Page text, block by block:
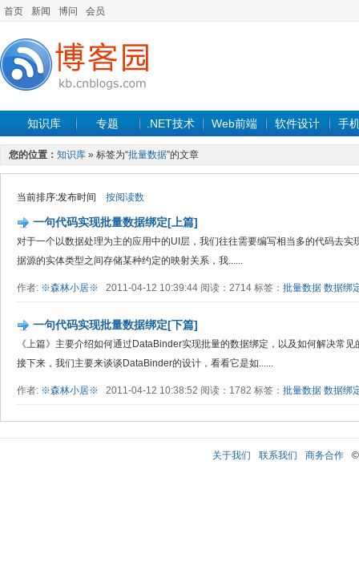
首页 新闻 博问 会员
知识库 专题 .NET技术 Web前端 软件设计 手
您的位置： 知识库 » 标签为“批量数据”的文章
当前排序:发布时间 按阅读数
一句代码实现批量数据绑定[上篇]
对于一个以数据处理为主的应用中的UI层，我们往往需要编写相当多的代码去
据源的实体类型之间存储某种约定的映射关系，我......
作者: ※森林小居※ 2011-04-12 10:39:44 阅读：2714 标签： 批量数据 数据绑
一句代码实现批量数据绑定[下篇]
《上篇》主要介绍如何通过DataBinder实现批量的数据绑定，以及如何解决常
接下来，我们主要来谈谈DataBinder的设计，看看它是如......
作者: ※森林小居※ 2011-04-12 10:38:52 阅读：1782 标签： 批量数据 数据绑
关于我们 联系我们 商务合作